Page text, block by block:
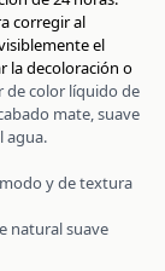
corregir al
el
la decoloración o
de color líquido de
mate, suave
agua.
y de textura
natural suave